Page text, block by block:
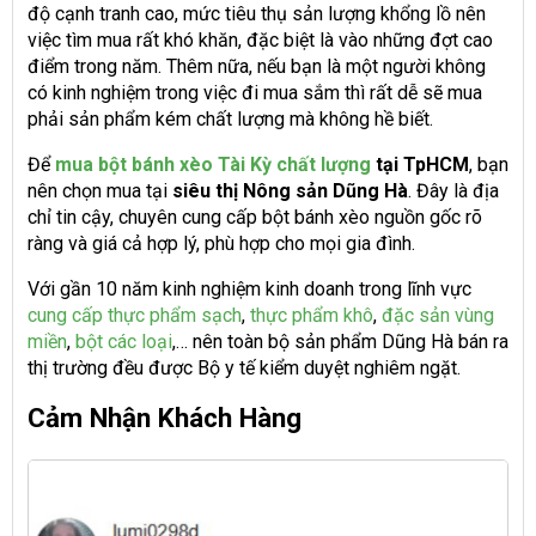
độ cạnh tranh cao, mức tiêu thụ sản lượng khổng lồ nên
việc tìm mua rất khó khăn, đặc biệt là vào những đợt cao
điểm trong năm. Thêm nữa, nếu bạn là một người không
có kinh nghiệm trong việc đi mua sắm thì rất dễ sẽ mua
phải sản phẩm kém chất lượng mà không hề biết.
Để mua bột bánh xèo Tài Kỳ chất lượng tại TpHCM, bạn
nên chọn mua tại siêu thị Nông sản Dũng Hà. Đây là địa
chỉ tin cậy, chuyên cung cấp bột bánh xèo nguồn gốc rõ
ràng và giá cả hợp lý, phù hợp cho mọi gia đình.
Với gần 10 năm kinh nghiệm kinh doanh trong lĩnh vực
cung cấp thực phẩm sạch, thực phẩm khô, đặc sản vùng
miền, bột các loại,… nên toàn bộ sản phẩm Dũng Hà bán ra
thị trường đều được Bộ y tế kiểm duyệt nghiêm ngặt.
Cảm Nhận Khách Hàng